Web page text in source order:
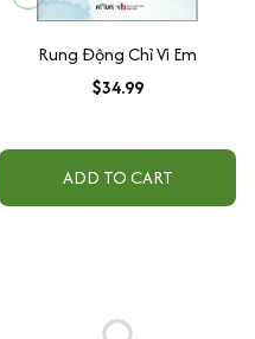
Rung Động Chỉ Vì Em
$34.99
ADD TO CART